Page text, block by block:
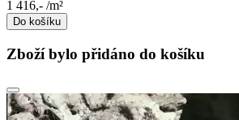
1 416,- /m²
Do košíku
Zboží bylo přidáno do košíku